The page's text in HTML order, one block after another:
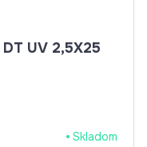
Skladom